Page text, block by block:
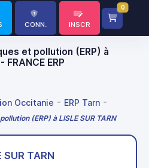
CONN. INSCR
0
et pollution (ERP) à
FRANCE ERP
Occitanie ERP Tarn
(ERP) à LISLE SUR TARN
SUR TARN